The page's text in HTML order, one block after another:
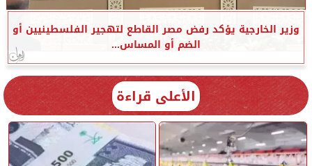
وزير الخارجية يؤكد رفض مصر القاطع لتهجير الفلسطينيين أو
الضم أو المساس...
الأعلى قراءة